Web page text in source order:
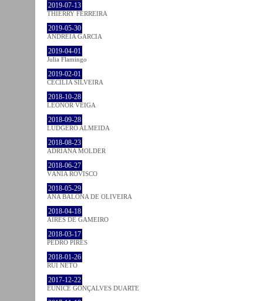
2019-07-13
THIERRY FERREIRA
2019-05-30
ANDREIA GARCIA
2019-04-01
Julia Flamingo
2019-02-01
CECÍLIA SILVEIRA
2018-10-28
LEONOR VEIGA
2018-09-28
LUDGERO ALMEIDA
2018-08-23
ADRIANA MOLDER
2018-06-27
VÂNIA ROVISCO
2018-05-29
ANA BALONA DE OLIVEIRA
2018-04-18
AIRES DE GAMEIRO
2018-03-17
PEDRO PIRES
2018-01-26
RUI NETO
2017-12-22
EUNICE GONÇALVES DUARTE